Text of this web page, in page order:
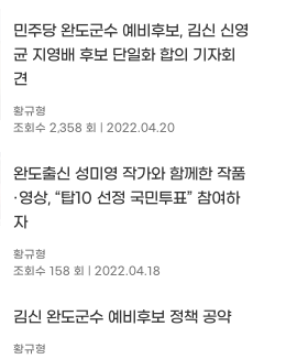
민주당 완도군수 예비후보, 김신 신영
균 지영배 후보 단일화 합의 기자회
견
황규형
조회수 2,358 회
| 2022.04.20
완도출신 성미영 작가와 함께한 작품
·영상, “탑10 선정 국민투표” 참여하
자
황규형
조회수 158 회
| 2022.04.18
김신 완도군수 예비후보 정책 공약
황규형